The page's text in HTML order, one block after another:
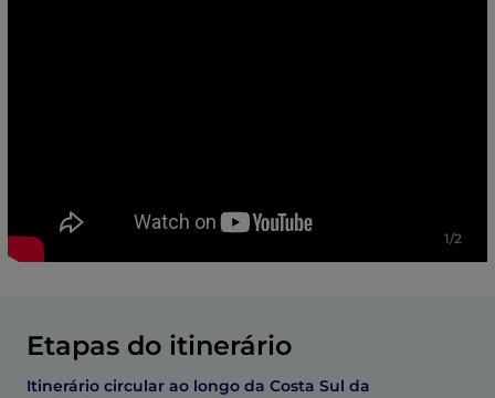
1/2
Etapas do itinerário
Itinerário circular ao longo da Costa Sul da